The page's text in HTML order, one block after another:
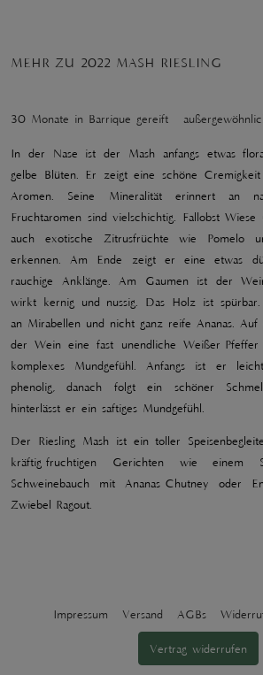
MEHR ZU 2022 MASH RIESLING
30 Monate in Barrique gereift -
In der Nase ist der Mash anfangs etwas
gelbe Blüten. Er zeigt eine schöne
Aromen. Seine Mineralität erinnert an
Fruchtaromen sind vielschichtig. Fallobst
auch exotische Zitrusfrüchte wie Pomelo
erkennen. Am Ende zeigt er eine etwas
rauchige Anklänge. Am Gaumen ist der
wirkt kernig und nussig. Das Holz ist
an Mirabellen und nicht ganz reife Ananas. Auf
der Wein eine fast unendliche Weißer-
komplexes Mundgefühl. Anfangs ist er
phenolig, danach folgt ein schöner
hinterlässt er ein saftiges Mundgefühl.
Der Riesling Mash ist ein toller
kräftig-fruchtigen Gerichten wie einem
Schweinebauch mit Ananas-Chutney oder
Zwiebel-Ragout.
Impressum Versand AGBs
Vertrag widerrufen